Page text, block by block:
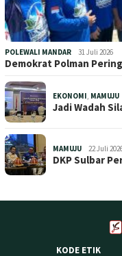
POLEWALI MANDAR 31 Juli 2026
Demokrat Polman
EKONOMI, MAMUJU
Jadi Wadah
MAMUJU 22 Juli
DKP Sulbar
KODE ETIK